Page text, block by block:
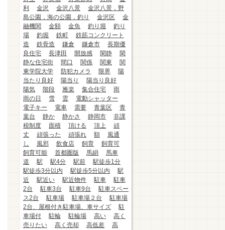
利
金沢 金沢八景
金沢八景，野
島公園，海の公園，釣り
金沢区
金
融機関
金額 金魚 釣り堀
釣り
場
釣堀 鉄町
鉄筋コンクリート
造
鉄骨造 鎌倉 鎌倉市
長期優
良住宅
長津田 開放感 閑静
閑
静な住宅街
間口 関係 関東
関
東学院大学
防犯カメラ 限界
陽
当たり良好
陽当り
陽当り良好
陽気
階段 雅楽 集合住宅
雨
雨の日
雪 雲
電動シャッター
電子キー
電車 需要 青葉区
青
葉台
静か 静かさ 静岡市
非課
税制度
面積 頂ける 頂上
頑
丈
頑張った 頑張れ 額
風通
し
風邪 飲食店 飼育
飼育可
飼育可能
首都圏版 馬絹
馬車
道
駅 駅4分 駅前
駅徒歩1分
駅徒歩3分以内
駅徒歩5分以内
駅
近
駅近い 駅近物件 駐車
駐車
2台
駐車3台 駐車9台
駐車スペー
ス2台
駐車場 駐車場２台
駐車場
2台、屋根付き駐車場、車サイズ
駐
車場付
駐輪 駐輪場 高い
高く
売りたい
高く売却 高低差
高